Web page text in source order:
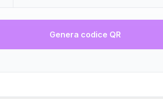
Genera codice QR